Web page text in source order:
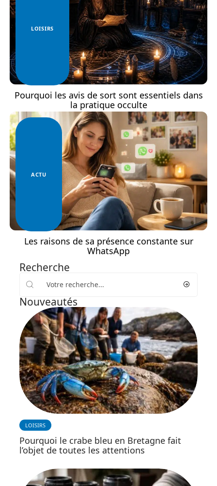
LOISIRS
Pourquoi les avis de sort sont essentiels dans
la pratique occulte
ACTU
Les raisons de sa présence constante sur
WhatsApp
Recherche
Nouveautés
LOISIRS
Pourquoi le crabe bleu en Bretagne fait
l’objet de toutes les attentions